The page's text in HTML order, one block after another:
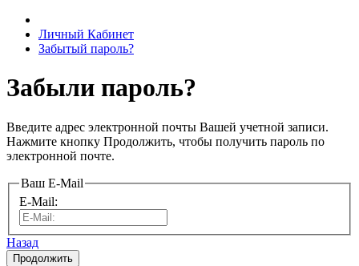
Личный Кабинет
Забытый пароль?
Забыли пароль?
Введите адрес электронной почты Вашей учетной записи.
Нажмите кнопку Продолжить, чтобы получить пароль по
электронной почте.
Ваш E-Mail
E-Mail:
Назад